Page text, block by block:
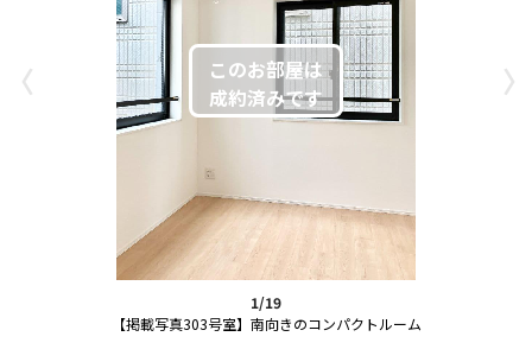
1/19
【掲載写真303号室】南向きのコンパクトルーム
〈 〉